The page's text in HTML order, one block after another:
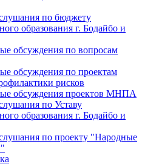
по бюджету
образования г. Бодайбо и
обсуждения по вопросам
обсуждения по проектам
рисков
обсуждения проектов МНПА
по Уставу
образования г. Бодайбо и
по проекту "Народные